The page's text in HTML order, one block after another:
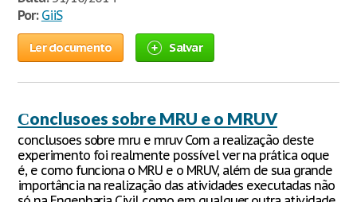
Por: GiiS
Ler documento Salvar
Сonclusoes sobre MRU e o MRUV
conclusoes sobre mru e mruv Com a realização deste
experimento foi realmente possível ver na prática oque
é, e como funciona o MRU e o MRUV, além de sua grande
importância na realização das atividades executadas não